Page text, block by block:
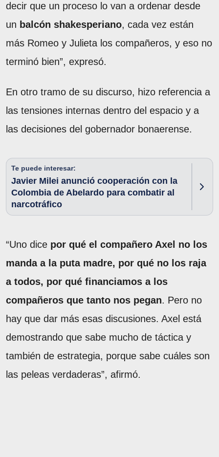
decir que un proceso lo van a ordenar desde
un balcón shakesperiano, cada vez están
más Romeo y Julieta los compañeros, y eso no
terminó bien”, expresó.
En otro tramo de su discurso, hizo referencia a
las tensiones internas dentro del espacio y a
las decisiones del gobernador bonaerense.
Te puede interesar:
Javier Milei anunció cooperación con la
Colombia de Abelardo para combatir al
narcotráfico
“Uno dice por qué el compañero Axel no los
manda a la puta madre, por qué no los raja
a todos, por qué financiamos a los
compañeros que tanto nos pegan. Pero no
hay que dar más esas discusiones. Axel está
demostrando que sabe mucho de táctica y
también de estrategia, porque sabe cuáles son
las peleas verdaderas”, afirmó.